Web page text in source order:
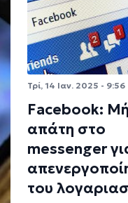
Τρί, 14 Ιαν. 2025 - 9:56
Facebook:
απάτη στο
messenger
του